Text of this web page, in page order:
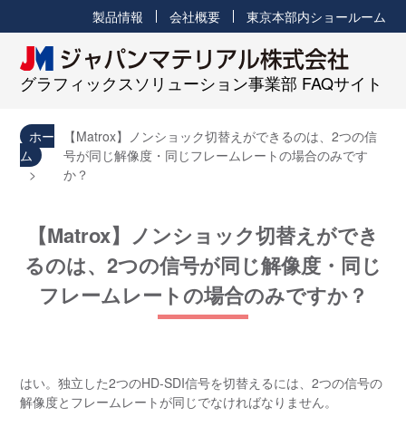
グラフィックスソリューション事業部 FAQサイト
製品情報 会社概要 東京本部内ショールーム
ホー
ム
【Matrox】ノンショック切替えができるのは、2つの信
号が同じ解像度・同じフレームレートの場合のみです
か？
【Matrox】ノンショック切替えができ
るのは、2つの信号が同じ解像度・同じ
フレームレートの場合のみですか？
はい。独立した2つのHD-SDI信号を切替えるには、2つの信号の
解像度とフレームレートが同じでなければなりません。